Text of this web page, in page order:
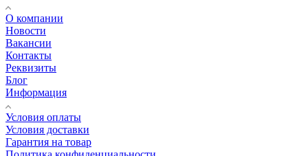
О компании
Новости
Вакансии
Контакты
Реквизиты
Блог
Информация
Условия оплаты
Условия доставки
Гарантия на товар